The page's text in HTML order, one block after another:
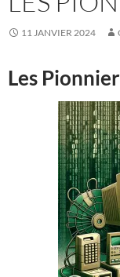
11 JANVIER 2024
Les